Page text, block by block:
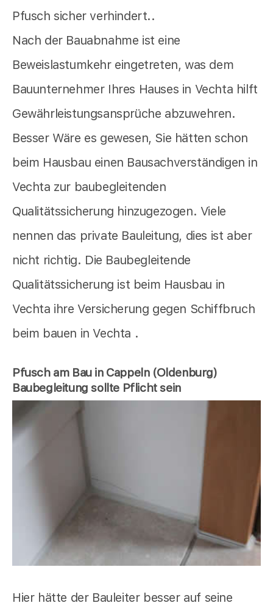
Pfusch sicher verhindert..
Nach der Bauabnahme ist eine
Beweislastumkehr eingetreten, was dem
Bauunternehmer Ihres Hauses in Vechta hilft
Gewährleistungsansprüche abzuwehren.
Besser Wäre es gewesen, Sie hätten schon
beim Hausbau einen Bausachverständigen in
Vechta zur baubegleitenden
Qualitätssicherung hinzugezogen. Viele
nennen das private Bauleitung, dies ist aber
nicht richtig. Die Baubegleitende
Qualitätssicherung ist beim Hausbau in
Vechta ihre Versicherung gegen Schiffbruch
beim bauen in Vechta .
Pfusch am Bau in Cappeln (Oldenburg)
Baubegleitung sollte Pflicht sein
Hier hätte der Bauleiter besser auf seine